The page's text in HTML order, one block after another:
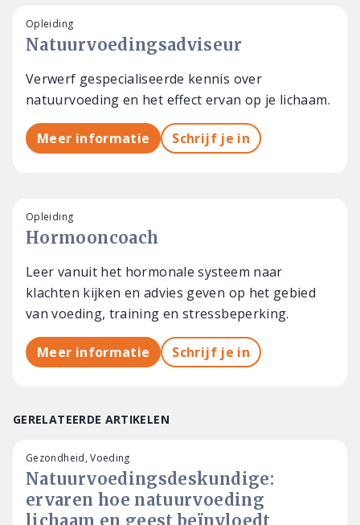
Natuurvoedingsadviseur
Opleiding
Verwerf gespecialiseerde kennis over
natuurvoeding en het effect ervan op je lichaam.
Meer informatie Schrijf je in
Hormooncoach
Opleiding
Leer vanuit het hormonale systeem naar
klachten kijken en advies geven op het gebied
van voeding, training en stressbeperking.
Meer informatie Schrijf je in
GERELATEERDE ARTIKELEN
Natuurvoedingsdeskundige:
ervaren hoe natuurvoeding
lichaam en geest beïnvloedt
Gezondheid, Voeding